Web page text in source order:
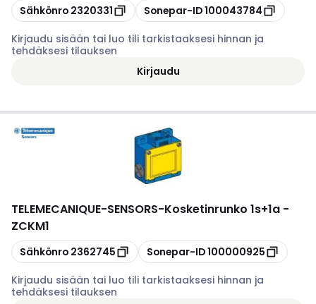
Kopioi
Sähkönro 2320331 Kopioi
Sonepar-ID100043784
Kirjaudu sisään tai luo tili tarkistaaksesi hinnan ja
tehdäksesi tilauksen
Kirjaudu
TELEMECANIQUE-SENSORS-Kosketinrunko 1s+1a -
ZCKM1
Kopioi
Sähkönro 2362745 Kopioi
Sonepar-ID100000925
Kirjaudu sisään tai luo tili tarkistaaksesi hinnan ja
tehdäksesi tilauksen